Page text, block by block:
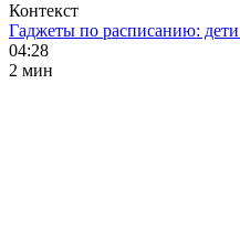
Контекст
Гаджеты по расписанию:
04:28
2 мин